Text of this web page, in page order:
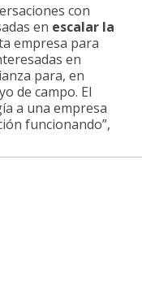
con
en escalar la
empresa para
en
para, en
de campo. El
a una empresa
funcionando”,